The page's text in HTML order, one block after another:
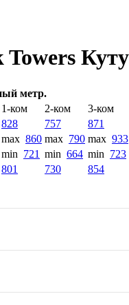
метр.
1-ком 2-ком 3-ком
828 757 871
max 860 max 790 max 933
min 721 min 664 min 723
801 730 854